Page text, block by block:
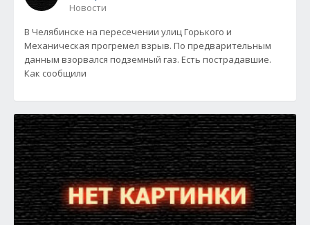
Новости
В Челябинске на пересечении улиц Горького и
Механическая прогремел взрыв. По предварительным
данным взорвался подземный газ. Есть пострадавшие.
Как сообщили